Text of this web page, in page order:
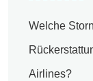
Welche
Airlines?